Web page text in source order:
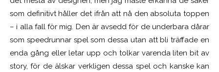
som definitivt håller det ifrån att nå den absoluta toppen
– i alla fall för mig. Den är avsedd för de underbara dårar
som speedrunnar spel som dessa utan att bli träffade en
enda gång eller letar upp och tolkar varenda liten bit av
story, för de älskar verkligen dessa spel och kanske kan